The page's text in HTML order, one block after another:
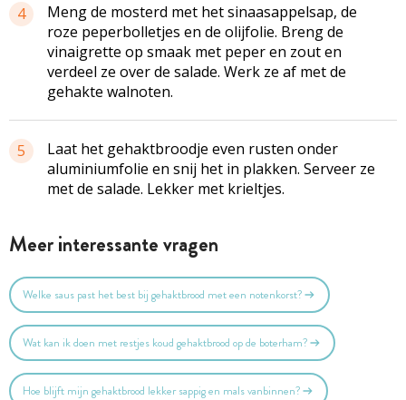
4
Meng de mosterd met het sinaasappelsap, de
roze peperbolletjes en de olijfolie. Breng de
vinaigrette op smaak met peper en zout en
verdeel ze over de salade. Werk ze af met de
gehakte walnoten.
5
Laat het gehaktbroodje even rusten onder
aluminiumfolie en snij het in plakken. Serveer ze
met de salade. Lekker met krieltjes.
Meer interessante vragen
Welke saus past het best bij gehaktbrood met een notenkorst?
Wat kan ik doen met restjes koud gehaktbrood op de boterham?
Hoe blijft mijn gehaktbrood lekker sappig en mals vanbinnen?